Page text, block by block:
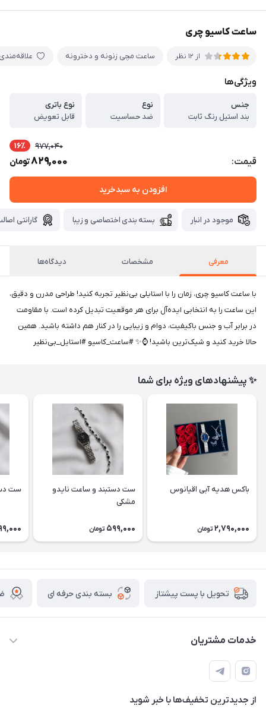
ساعت کاسیو چری
از 12 نظر ساعت مچی زنونه و دخترونه
ویژگی‌ها
جنس
بند استیل رنگ ثابت
نوع
ضد حساسیت
نوع باتری
قابل تعویض
قیمت:
977,040 16٪
829,000تومان
افزودن به سبدخرید
موجود در انبار بسته بندی اختصاصی و زیبا گارانتی
معرفی مشخصات دیدگاه‌ها
با ساعت کاسیو چری، زمان را با استایلی بی‌نظیر تجربه کنید! طراحی مدرن و دقیق،
این ساعت را به انتخابی ایده‌آل برای هر موقعیت تبدیل کرده است. با مقاومت
در برابر آب و جنس باکیفیت، دوام و زیبایی را در کنار هم داشته باشید. همین
حالا خرید کنید و شیک‌ترین باشید! ⌚✨ #ساعت_کاسیو #استایل_بی‌نظیر
✨ پیشنهادهای ویژه برای شما
باکس هدیه آبی اقیانوس
2,790,000 تومان
ست دستبند و ساعت نایدو
مشکی
599,000 تومان
ست
تحویل با پست پیشتاز بسته بندی حرفه ای
خدمات مشتریان
قوانین
تماس با ما
سوالات متداول و پر تکرار
از جدید‌ترین تخفیف‌ها با‌ خبر شوید